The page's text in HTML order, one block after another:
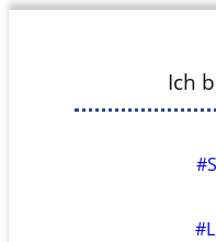
Ich